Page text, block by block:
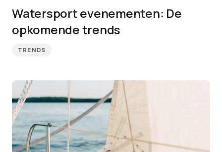
Watersport evenementen: De
opkomende trends
TRENDS